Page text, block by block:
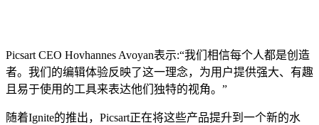
Picsart CEO Hovhannes Avoyan表示:“我们相信每个人都是创造
者。我们的编辑体验反映了这一理念，为用户提供强大、有趣
且易于使用的工具来表达他们独特的视角。”
随着Ignite的推出，Picsart正在将这些产品提升到一个新的水